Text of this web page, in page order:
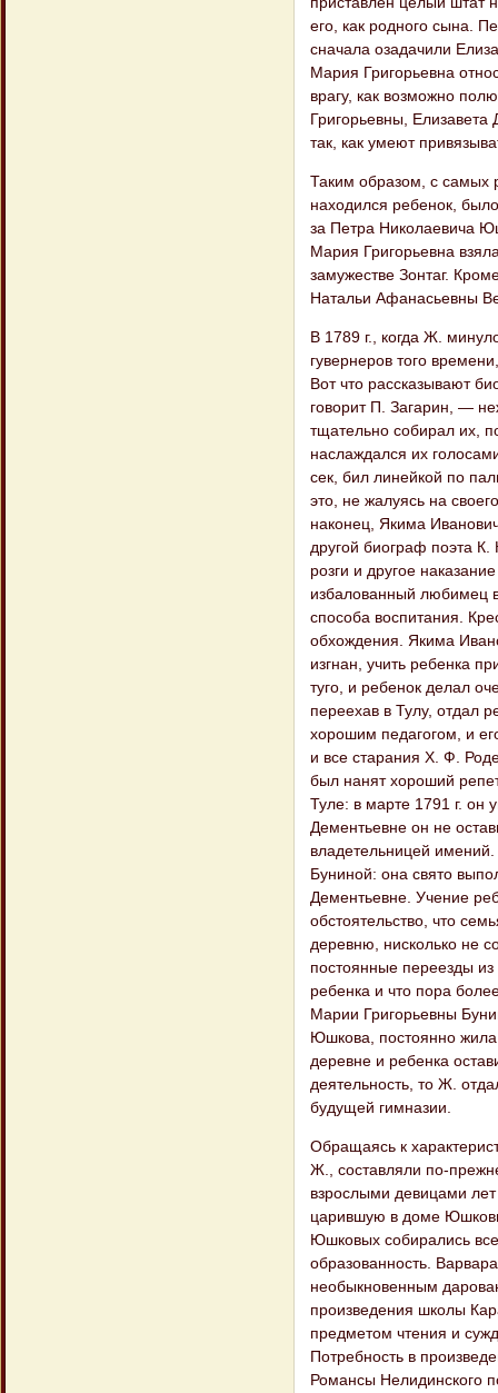
его, как родного сына.
сначала озадачили
Мария Григорьевна
врагу, как возможно
Григорьевны,
так, как умеют
Таким образом, с самых
находился ребенок,
за Петра Николаевича
Мария Григорьевна
замужестве Зонтаг.
Натальи Афанасьевны
В 1789 г., когда Ж.
гувернеров того
Вот что рассказывают
говорит П. Загарин, —
тщательно собирал их,
наслаждался их
сек, бил линейкой по
это, не жалуясь на
наконец, Якима
другой биограф поэта К.
розги и другое
избалованный любимец
способа воспитания.
обхождения. Якима
изгнан, учить ребенка
туго, и ребенок делал
переехав в Тулу, отдал
хорошим педагогом, и
и все старания X. Ф.
был нанят хороший
Туле: в марте 1791 г. он
Дементьевне он не
владетельницей
Буниной: она свято
Дементьевне. Учение
обстоятельство, что
деревню, нисколько не
постоянные переезды
ребенка и что пора
Марии Григорьевны
Юшкова, постоянно
деревне и ребенка
деятельность, то Ж.
будущей гимназии.
Обращаясь к
Ж., составляли по-
взрослыми девицами
царившую в доме
Юшковых собирались
образованность.
необыкновенным
произведения школы
предметом чтения и
Потребность в
Романсы Нелидинского